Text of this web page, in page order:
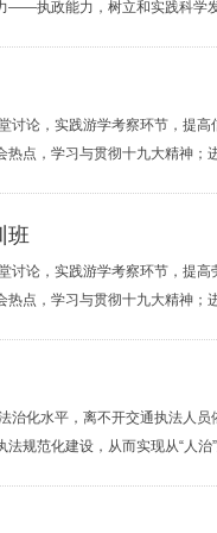
——执政能力，树立和实践科学
讨论，实践游学考察环节，提
热点，学习与贯彻十九大精神；
班
讨论，实践游学考察环节，提
热点，学习与贯彻十九大精神；
治化水平，离不开交通执法人
规范化建设，从而实现从“人